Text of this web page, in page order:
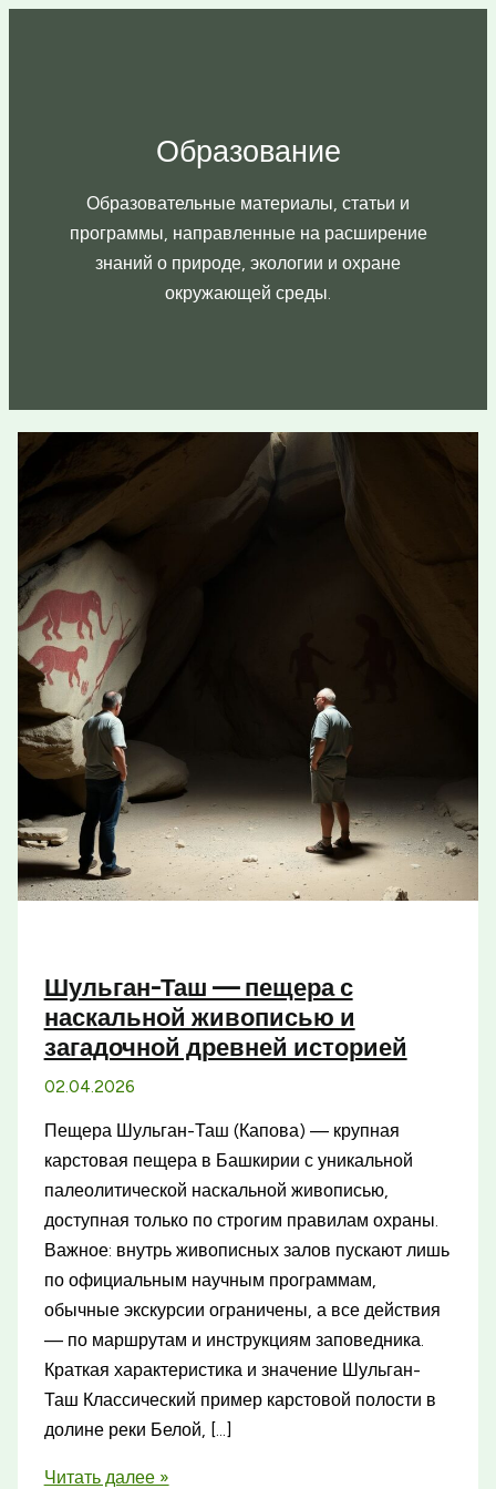
Образование
Образовательные материалы, статьи и
программы, направленные на расширение
знаний о природе, экологии и охране
окружающей среды.
Шульган-Таш — пещера с
наскальной живописью и
загадочной древней историей
02.04.2026
Пещера Шульган-Таш (Капова) — крупная
карстовая пещера в Башкирии с уникальной
палеолитической наскальной живописью,
доступная только по строгим правилам охраны.
Важное: внутрь живописных залов пускают лишь
по официальным научным программам,
обычные экскурсии ограничены, а все действия
— по маршрутам и инструкциям заповедника.
Краткая характеристика и значение Шульган-
Таш Классический пример карстовой полости в
долине реки Белой, […]
Шульган-
Читать далее »